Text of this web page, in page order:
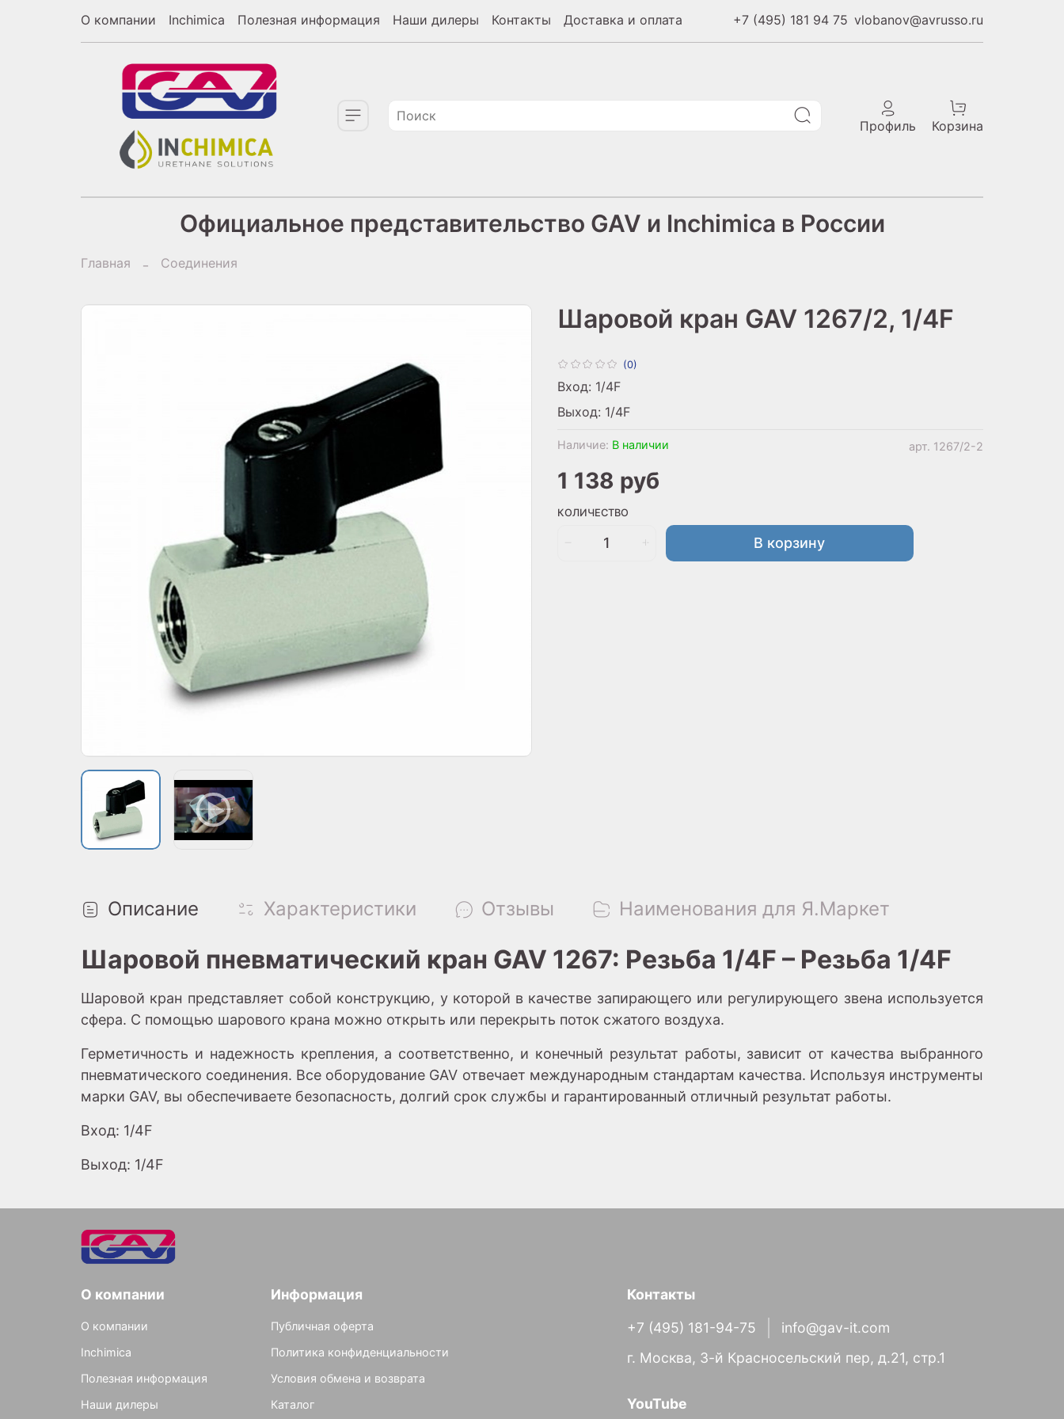
О компании Inchimica Полезная информация Наши дилеры Контакты Доставка и оплата +7 (495) 181 94 75 vlobanov@avrusso.ru
Профиль Корзина
Официальное представительство GAV и Inchimica в России
Главная Соединения
(0)
арт. 1267/2-2
Наличие: В наличии
Шаровой кран GAV 1267/2, 1/4F
1 138 руб
КОЛИЧЕСТВО
В корзину
Вход: 1/4F
Выход: 1/4F
Описание Характеристики Отзывы Наименования для Я.Маркет
Шаровой пневматический кран GAV 1267: Резьба 1/4F – Резьба 1/4F
Шаровой кран представляет собой конструкцию, у которой в качестве запирающего или регулирующего звена используется
сфера. С помощью шарового крана можно открыть или перекрыть поток сжатого воздуха.
Герметичность и надежность крепления, а соответственно, и конечный результат работы, зависит от качества выбранного
пневматического соединения. Все оборудование GAV отвечает международным стандартам качества. Используя инструменты
марки GAV, вы обеспечиваете безопасность, долгий срок службы и гарантированный отличный результат работы.
Вход: 1/4F
Выход: 1/4F
О компании
О компании
Inchimica
Полезная информация
Наши дилеры
Информация
Публичная оферта
Политика конфиденциальности
Условия обмена и возврата
Каталог
Контакты
+7 (495) 181-94-75
info@gav-it.com
г. Москва, 3-й Красносельский пер, д.21, стр.1
YouTube